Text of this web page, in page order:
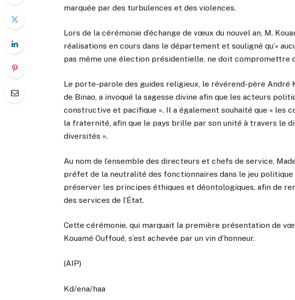
marquée par des turbulences et des violences.
Lors de la cérémonie d’échange de vœux du nouvel an, M.
réalisations en cours dans le département et souligné qu’«
pas même une élection présidentielle, ne doit compromettre
Le porte-parole des guides religieux, le révérend-père André
de Binao, a invoqué la sagesse divine afin que les acteurs
constructive et pacifique ». Il a également souhaité que « les
la fraternité, afin que le pays brille par son unité à travers le
diversités ».
Au nom de l’ensemble des directeurs et chefs de service,
préfet de la neutralité des fonctionnaires dans le jeu politique
préserver les principes éthiques et déontologiques, afin de
des services de l’État.
Cette cérémonie, qui marquait la première présentation de
Kouamé Ouffoué, s’est achevée par un vin d’honneur.
(AIP)
Kd/ena/haa